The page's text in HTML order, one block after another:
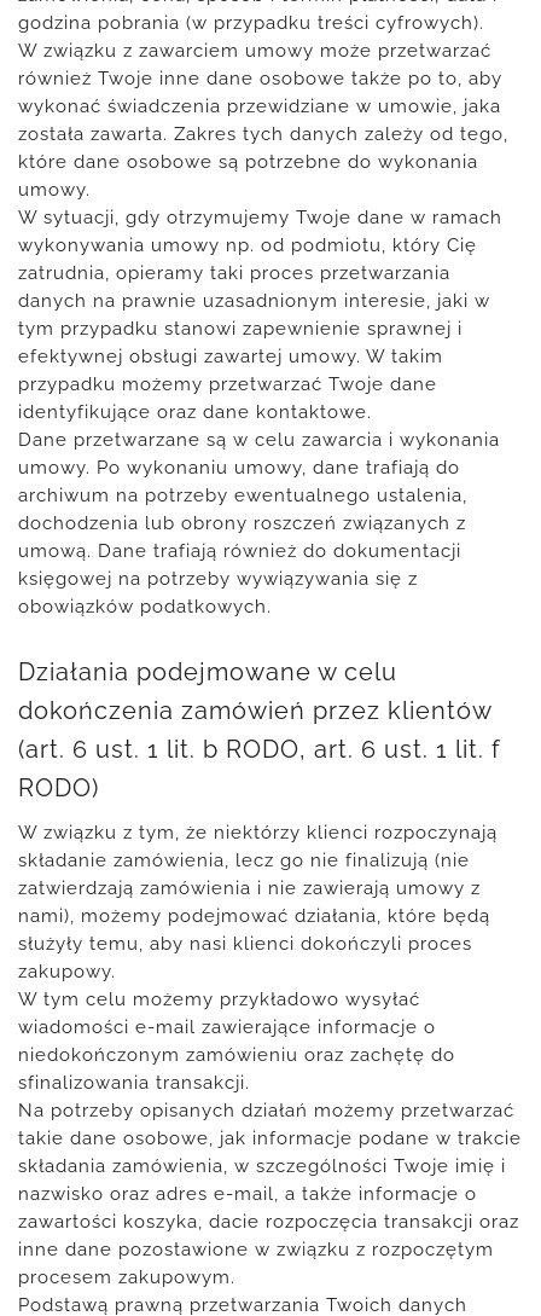
godzina pobrania (w przypadku treści cyfrowych).
W związku z zawarciem umowy może przetwarzać
również Twoje inne dane osobowe także po to, aby
wykonać świadczenia przewidziane w umowie, jaka
została zawarta. Zakres tych danych zależy od tego,
które dane osobowe są potrzebne do wykonania
umowy.
W sytuacji, gdy otrzymujemy Twoje dane w ramach
wykonywania umowy np. od podmiotu, który Cię
zatrudnia, opieramy taki proces przetwarzania
danych na prawnie uzasadnionym interesie, jaki w
tym przypadku stanowi zapewnienie sprawnej i
efektywnej obsługi zawartej umowy. W takim
przypadku możemy przetwarzać Twoje dane
identyfikujące oraz dane kontaktowe.
Dane przetwarzane są w celu zawarcia i wykonania
umowy. Po wykonaniu umowy, dane trafiają do
archiwum na potrzeby ewentualnego ustalenia,
dochodzenia lub obrony roszczeń związanych z
umową. Dane trafiają również do dokumentacji
księgowej na potrzeby wywiązywania się z
obowiązków podatkowych.
Działania podejmowane w celu
dokończenia zamówień przez klientów
(art. 6 ust. 1 lit. b RODO, art. 6 ust. 1 lit. f
RODO)
W związku z tym, że niektórzy klienci rozpoczynają
składanie zamówienia, lecz go nie finalizują (nie
zatwierdzają zamówienia i nie zawierają umowy z
nami), możemy podejmować działania, które będą
służyły temu, aby nasi klienci dokończyli proces
zakupowy.
W tym celu możemy przykładowo wysyłać
wiadomości e-mail zawierające informacje o
niedokończonym zamówieniu oraz zachętę do
sfinalizowania transakcji.
Na potrzeby opisanych działań możemy przetwarzać
takie dane osobowe, jak informacje podane w trakcie
składania zamówienia, w szczególności Twoje imię i
nazwisko oraz adres e-mail, a także informacje o
zawartości koszyka, dacie rozpoczęcia transakcji oraz
inne dane pozostawione w związku z rozpoczętym
procesem zakupowym.
Podstawą prawną przetwarzania Twoich danych